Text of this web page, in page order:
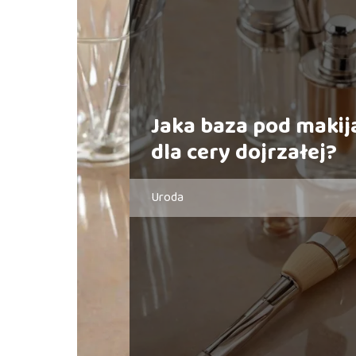
Jaka baza pod
dla cery dojrzałej?
Uroda